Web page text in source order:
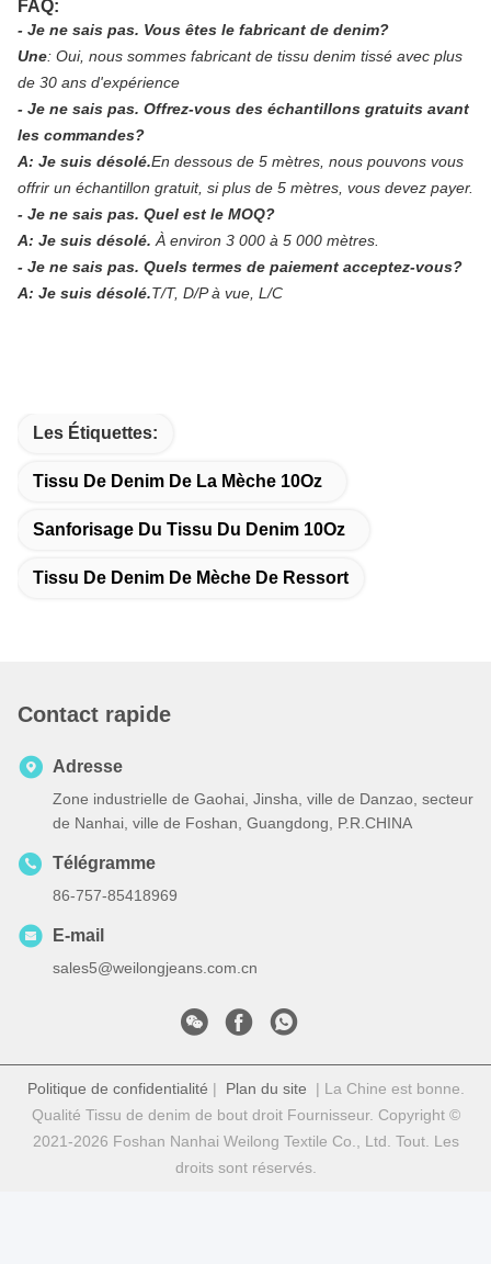
FAQ:
- Je ne sais pas. Vous êtes le fabricant de denim?
Une: Oui, nous sommes fabricant de tissu denim tissé avec plus
de 30 ans d'expérience
- Je ne sais pas. Offrez-vous des échantillons gratuits avant
les commandes?
A: Je suis désolé.En dessous de 5 mètres, nous pouvons vous
offrir un échantillon gratuit, si plus de 5 mètres, vous devez payer.
- Je ne sais pas. Quel est le MOQ?
A: Je suis désolé. À environ 3 000 à 5 000 mètres.
- Je ne sais pas. Quels termes de paiement acceptez-vous?
A: Je suis désolé.T/T, D/P à vue, L/C
Les Étiquettes:
Tissu De Denim De La Mèche 10Oz
Sanforisage Du Tissu Du Denim 10Oz
Tissu De Denim De Mèche De Ressort
Contact rapide
Adresse
Zone industrielle de Gaohai, Jinsha, ville de Danzao, secteur
de Nanhai, ville de Foshan, Guangdong, P.R.CHINA
Télégramme
86-757-85418969
E-mail
sales5@weilongjeans.com.cn
Politique de confidentialité | Plan du site | La Chine est bonne.
Qualité Tissu de denim de bout droit Fournisseur. Copyright ©
2021-2026 Foshan Nanhai Weilong Textile Co., Ltd. Tout. Les
droits sont réservés.